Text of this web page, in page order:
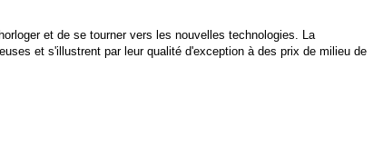
et de se tourner vers les nouvelles technologies. La
et s'illustrent par leur qualité d'exception à des prix de milieu de